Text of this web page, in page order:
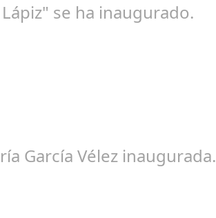
se ha inaugurado.
García Vélez inaugurada.